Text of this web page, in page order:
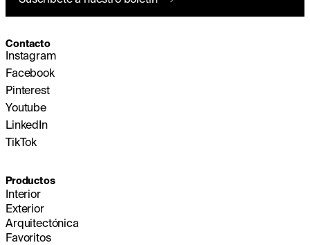
Contacto
Instagram
Facebook
Pinterest
Youtube
LinkedIn
TikTok
Productos
Interior
Exterior
Arquitectónica
Favoritos